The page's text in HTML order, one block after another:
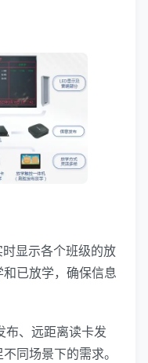
显示各个班级的放
已放学，确保信息
布、远距离读卡发
同场景下的需求。